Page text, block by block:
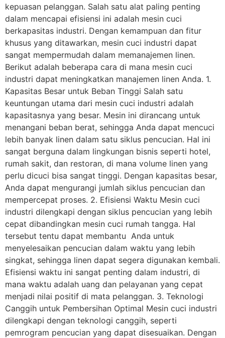
kepuasan pelanggan. Salah satu alat paling penting
dalam mencapai efisiensi ini adalah mesin cuci
berkapasitas industri. Dengan kemampuan dan fitur
khusus yang ditawarkan, mesin cuci industri dapat
sangat mempermudah dalam memanajemen linen.
Berikut adalah beberapa cara di mana mesin cuci
industri dapat meningkatkan manajemen linen Anda. 1.
Kapasitas Besar untuk Beban Tinggi Salah satu
keuntungan utama dari mesin cuci industri adalah
kapasitasnya yang besar. Mesin ini dirancang untuk
menangani beban berat, sehingga Anda dapat mencuci
lebih banyak linen dalam satu siklus pencucian. Hal ini
sangat berguna dalam lingkungan bisnis seperti hotel,
rumah sakit, dan restoran, di mana volume linen yang
perlu dicuci bisa sangat tinggi. Dengan kapasitas besar,
Anda dapat mengurangi jumlah siklus pencucian dan
mempercepat proses. 2. Efisiensi Waktu Mesin cuci
industri dilengkapi dengan siklus pencucian yang lebih
cepat dibandingkan mesin cuci rumah tangga. Hal
tersebut tentu dapat membantu Anda untuk
menyelesaikan pencucian dalam waktu yang lebih
singkat, sehingga linen dapat segera digunakan kembali.
Efisiensi waktu ini sangat penting dalam industri, di
mana waktu adalah uang dan pelayanan yang cepat
menjadi nilai positif di mata pelanggan. 3. Teknologi
Canggih untuk Pembersihan Optimal Mesin cuci industri
dilengkapi dengan teknologi canggih, seperti
pemrogram pencucian yang dapat disesuaikan. Dengan